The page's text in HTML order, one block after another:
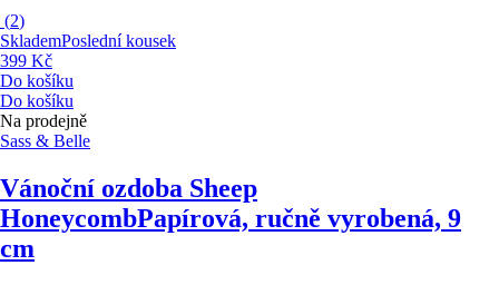
(2)
SklademPoslední kousek
399 Kč
Do košíku
Do košíku
Na prodejně
Sass & Belle
Vánoční ozdoba Sheep
HoneycombPapírová, ručně vyrobená, 9
cm